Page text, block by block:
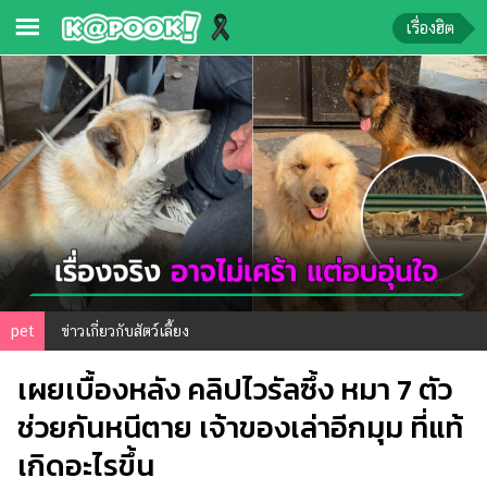
ข่าว-
ความ
รู้
ข่าว
ข่าว
บันเทิง
ตรวจ
หวย
ผล
บอล
สด
การ
เรื่องฮิต
pet ข่าวเกี่ยวกับสัตว์เลี้ยง
เผยเบื้องหลัง คลิปไวรัลซึ้ง หมา 7 ตัว
ช่วยกันหนีตาย เจ้าของเล่าอีกมุม ที่แท้
เกิดอะไรขึ้น